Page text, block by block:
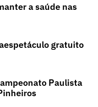
a saúde nas
gratuito
Paulista